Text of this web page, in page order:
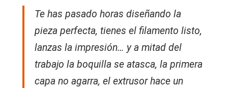
Te has pasado horas diseñando la
pieza perfecta, tienes el filamento listo,
lanzas la impresión… y a mitad del
trabajo la boquilla se atasca, la primera
capa no agarra, el extrusor hace un